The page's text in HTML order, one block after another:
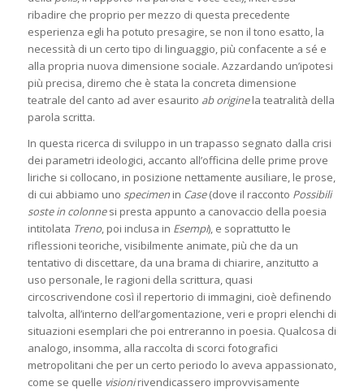
ribadire che proprio per mezzo di questa precedente
esperienza egli ha potuto presagire, se non il tono esatto, la
necessità di un certo tipo di linguaggio, più confacente a sé e
alla propria nuova dimensione sociale. Azzardando un’ipotesi
più precisa, diremo che è stata la concreta dimensione
teatrale del canto ad aver esaurito ab originela teatralità della
parola scritta.
In questa ricerca di sviluppo in un trapasso segnato dalla crisi
dei parametri ideologici, accanto all’officina delle prime prove
liriche si collocano, in posizione nettamente ausiliare, le prose,
di cui abbiamo uno specimenin Case(dove il racconto Possibili
soste in colonnesi presta appunto a canovaccio della poesia
intitolata Treno, poi inclusa in Esempi), e soprattutto le
riflessioni teoriche, visibilmente animate, più che da un
tentativo di discettare, da una brama di chiarire, anzitutto a
uso personale, le ragioni della scrittura, quasi
circoscrivendone così il repertorio di immagini, cioè definendo
talvolta, all’interno dell’argomentazione, veri e propri elenchi di
situazioni esemplari che poi entreranno in poesia. Qualcosa di
analogo, insomma, alla raccolta di scorci fotografici
metropolitani che per un certo periodo lo aveva appassionato,
come se quelle visionirivendicassero improvvisamente